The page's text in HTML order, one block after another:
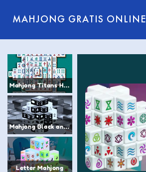
MAHJONG GRATIS ONLINE
Mahjong Titans HTML
Mahjong Black and White Dimension
Letter Mahjong